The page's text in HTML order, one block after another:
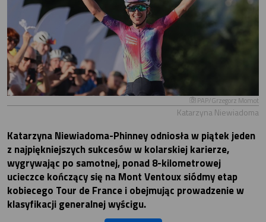
PAP/Grzegorz Momot
Katarzyna Niewiadoma
Katarzyna Niewiadoma-Phinney odniosła w piątek jeden
z najpiękniejszych sukcesów w kolarskiej karierze,
wygrywając po samotnej, ponad 8-kilometrowej
ucieczce kończący się na Mont Ventoux siódmy etap
kobiecego Tour de France i obejmując prowadzenie w
klasyfikacji generalnej wyścigu.